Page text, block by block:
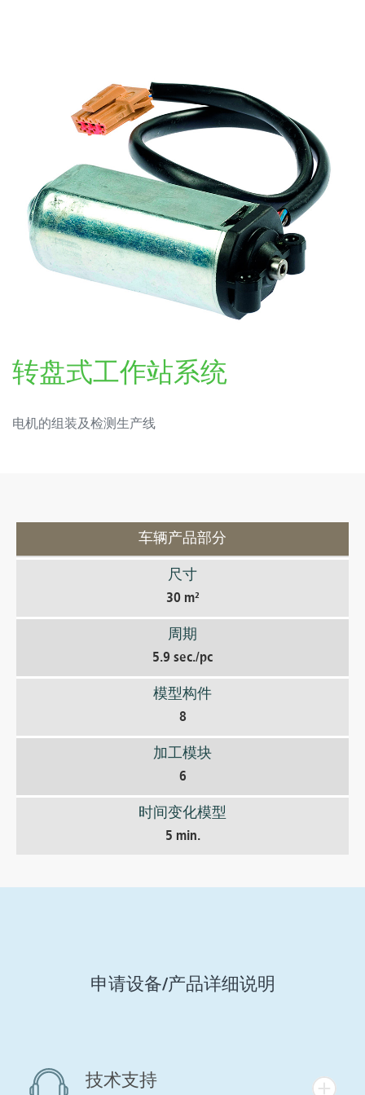
转盘式工作站系统
电机的组装及检测生产线
车辆产品部分
尺寸
30 m²
周期
5.9 sec./pc
模型构件
8
加工模块
6
时间变化模型
5 min.
申请设备/产品详细说明
技术支持